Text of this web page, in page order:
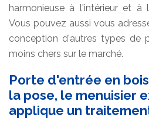
harmonieuse à l'intérieur et à
Vous pouvez aussi vous
conception d'autres types de
moins chers sur le marché.
Porte d'entrée en
la pose, le menuisier
applique un